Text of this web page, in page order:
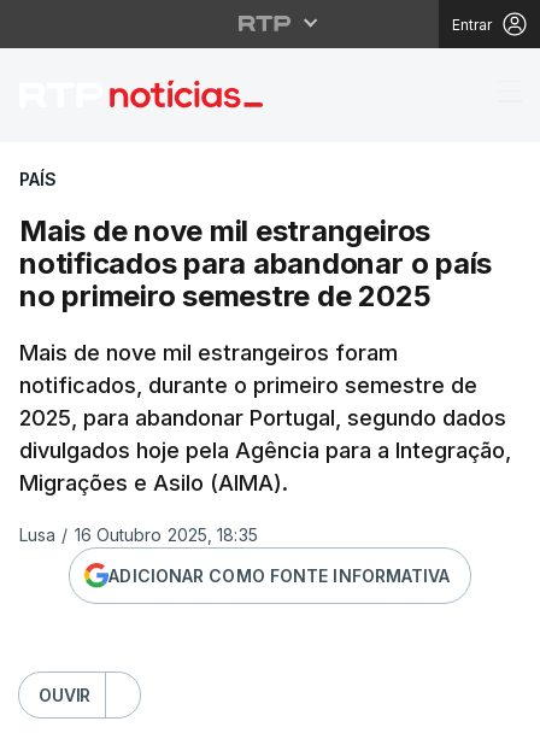
Entrar
Mais de nove mil
PAÍS
Mais de nove mil estrangeiros
notificados para abandonar o país
no primeiro semestre de 2025
Mais de nove mil estrangeiros foram
notificados, durante o primeiro semestre de
2025, para abandonar Portugal, segundo dados
divulgados hoje pela Agência para a Integração,
Migrações e Asilo (AIMA).
Lusa / 16 Outubro 2025, 18:35
ADICIONAR COMO FONTE INFORMATIVA
OUVIR